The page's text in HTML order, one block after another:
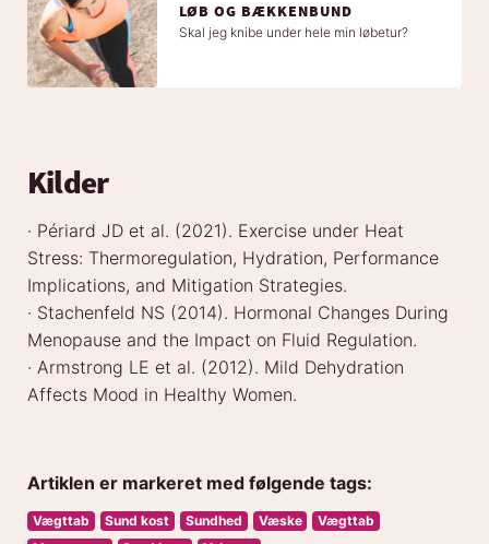
LØB OG BÆKKENBUND
Skal jeg knibe under hele min løbetur?
Kilder
· Périard JD et al. (2021). Exercise under Heat
Stress: Thermoregulation, Hydration, Performance
Implications, and Mitigation Strategies.
· Stachenfeld NS (2014). Hormonal Changes During
Menopause and the Impact on Fluid Regulation.
· Armstrong LE et al. (2012). Mild Dehydration
Affects Mood in Healthy Women.
Artiklen er markeret med følgende tags:
Vægttab Sund kost Sundhed Væske
Vægttab